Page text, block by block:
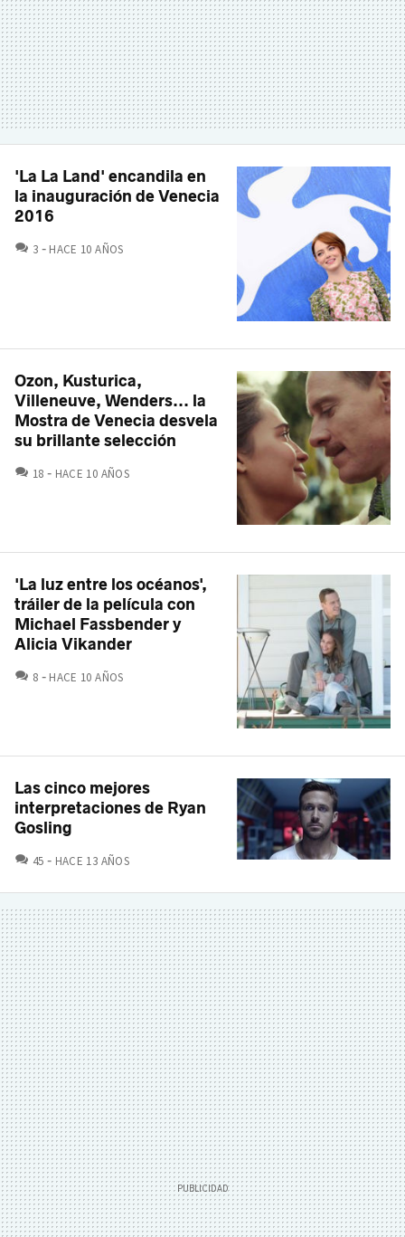
'La La Land' encandila en
la inauguración de Venecia
2016
3 COMENTARIOS
HACE 10 AÑOS
Ozon, Kusturica,
Villeneuve, Wenders... la
Mostra de Venecia desvela
su brillante selección
18 COMENTARIOS
HACE 10 AÑOS
'La luz entre los océanos',
tráiler de la película con
Michael Fassbender y
Alicia Vikander
8 COMENTARIOS
HACE 10 AÑOS
Las cinco mejores
interpretaciones de Ryan
Gosling
45 COMENTARIOS
HACE 13 AÑOS